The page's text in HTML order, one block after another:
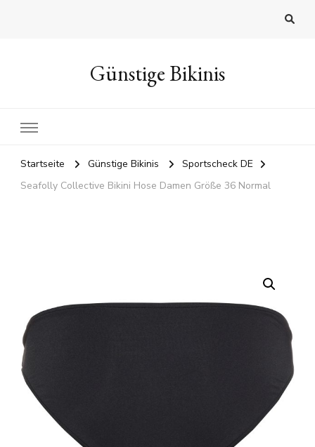
Günstige Bikinis
Startseite Günstige Bikinis
Sportscheck DE
Seafolly Collective Bikini Hose Damen Größe 36 Normal